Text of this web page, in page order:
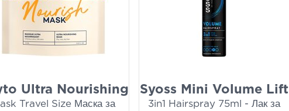
Ultra Nourishing
Travel Size Маска за
Syoss Mini Volume Lift
3in1 Hairspray 75ml - Лак за